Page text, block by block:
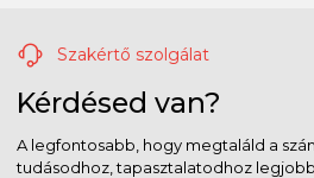
Szakértő szolgálat
Kérdésed van?
A legfontosabb, hogy megtaláld a
tudásodhoz, tapasztalatodhoz